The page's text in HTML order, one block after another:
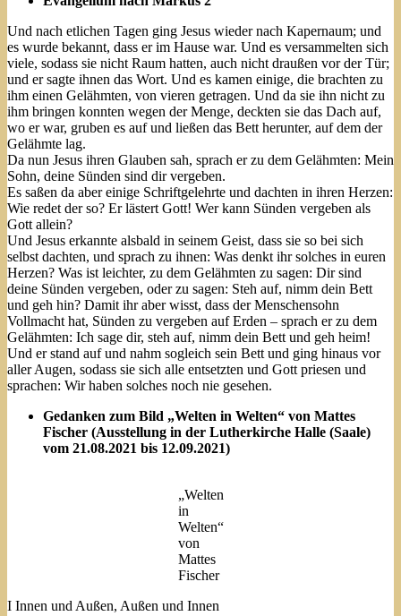
Und nach etlichen Tagen ging Jesus wieder nach Kapernaum; und
es wurde bekannt, dass er im Hause war. Und es versammelten sich
viele, sodass sie nicht Raum hatten, auch nicht draußen vor der Tür;
und er sagte ihnen das Wort. Und es kamen einige, die brachten zu
ihm einen Gelähmten, von vieren getragen. Und da sie ihn nicht zu
ihm bringen konnten wegen der Menge, deckten sie das Dach auf,
wo er war, gruben es auf und ließen das Bett herunter, auf dem der
Gelähmte lag.
Da nun Jesus ihren Glauben sah, sprach er zu dem Gelähmten: Mein
Sohn, deine Sünden sind dir vergeben.
Es saßen da aber einige Schriftgelehrte und dachten in ihren Herzen:
Wie redet der so? Er lästert Gott! Wer kann Sünden vergeben als
Gott allein?
Und Jesus erkannte alsbald in seinem Geist, dass sie so bei sich
selbst dachten, und sprach zu ihnen: Was denkt ihr solches in euren
Herzen? Was ist leichter, zu dem Gelähmten zu sagen: Dir sind
deine Sünden vergeben, oder zu sagen: Steh auf, nimm dein Bett
und geh hin? Damit ihr aber wisst, dass der Menschensohn
Vollmacht hat, Sünden zu vergeben auf Erden – sprach er zu dem
Gelähmten: Ich sage dir, steh auf, nimm dein Bett und geh heim!
Und er stand auf und nahm sogleich sein Bett und ging hinaus vor
aller Augen, sodass sie sich alle entsetzten und Gott priesen und
sprachen: Wir haben solches noch nie gesehen.
Gedanken zum Bild „Welten in Welten“ von Mattes
Fischer (Ausstellung in der Lutherkirche Halle (Saale)
vom 21.08.2021 bis 12.09.2021)
„Welten
in
Welten“
von
Mattes
Fischer
I Innen und Außen, Außen und Innen